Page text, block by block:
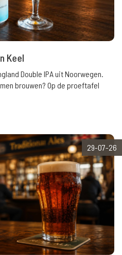
Keel
Double IPA uit Noorwegen.
brouwen? Op de proeftafel
29-07-26